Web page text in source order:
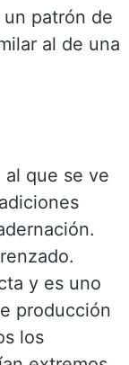
patrón de
al de una
que se ve
y es uno
producción
los